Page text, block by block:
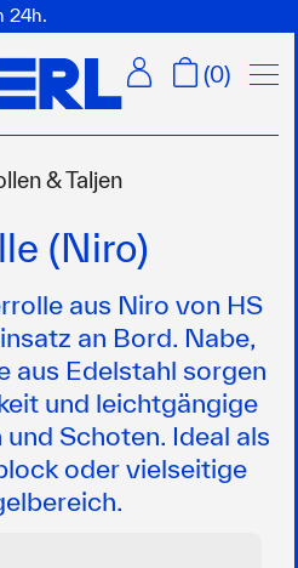
24h.
(0)
& Taljen
(Niro)
aus Niro von HS
an Bord. Nabe,
aus Edelstahl sorgen
und leichtgängige
Schoten. Ideal als
oder vielseitige